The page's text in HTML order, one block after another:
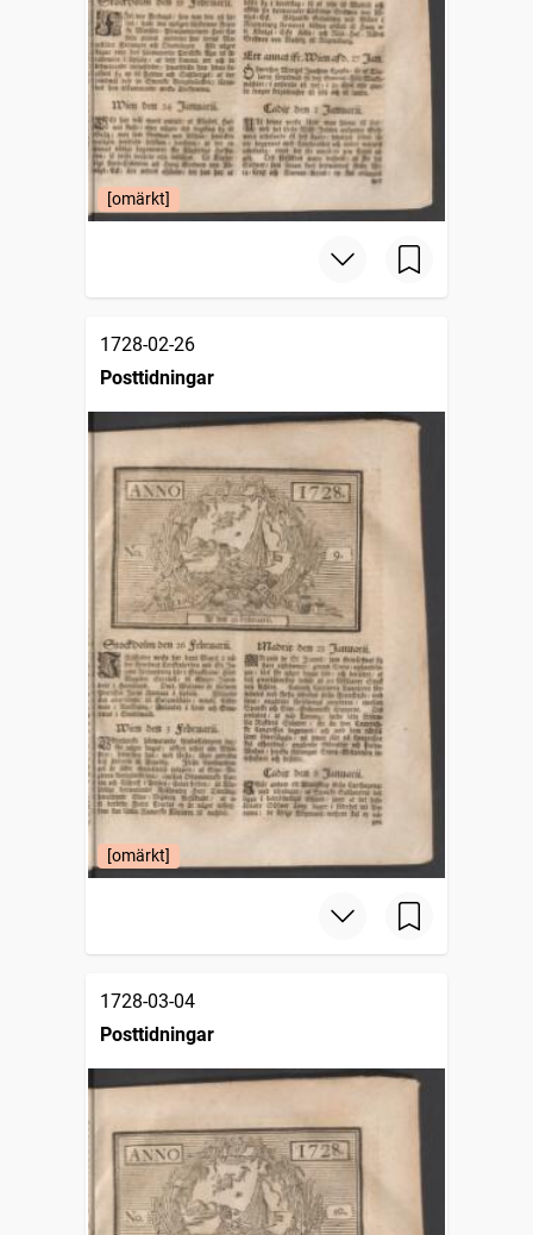
[omärkt]
1728-02-26
Posttidningar
[omärkt]
1728-03-04
Posttidningar